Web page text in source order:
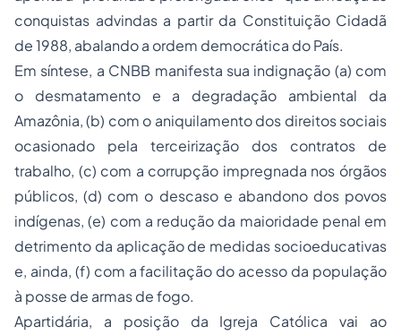
conquistas advindas a partir da Constituição Cidadã
de 1988, abalando a ordem democrática do País.
Em síntese, a CNBB manifesta sua indignação (a) com
o desmatamento e a degradação ambiental da
Amazônia, (b) com o aniquilamento dos direitos sociais
ocasionado pela terceirização dos contratos de
trabalho, (c) com a corrupção impregnada nos órgãos
públicos, (d) com o descaso e abandono dos povos
indígenas, (e) com a redução da maioridade penal em
detrimento da aplicação de medidas socioeducativas
e, ainda, (f) com a facilitação do acesso da população
à posse de armas de fogo.
Apartidária, a posição da Igreja Católica vai ao